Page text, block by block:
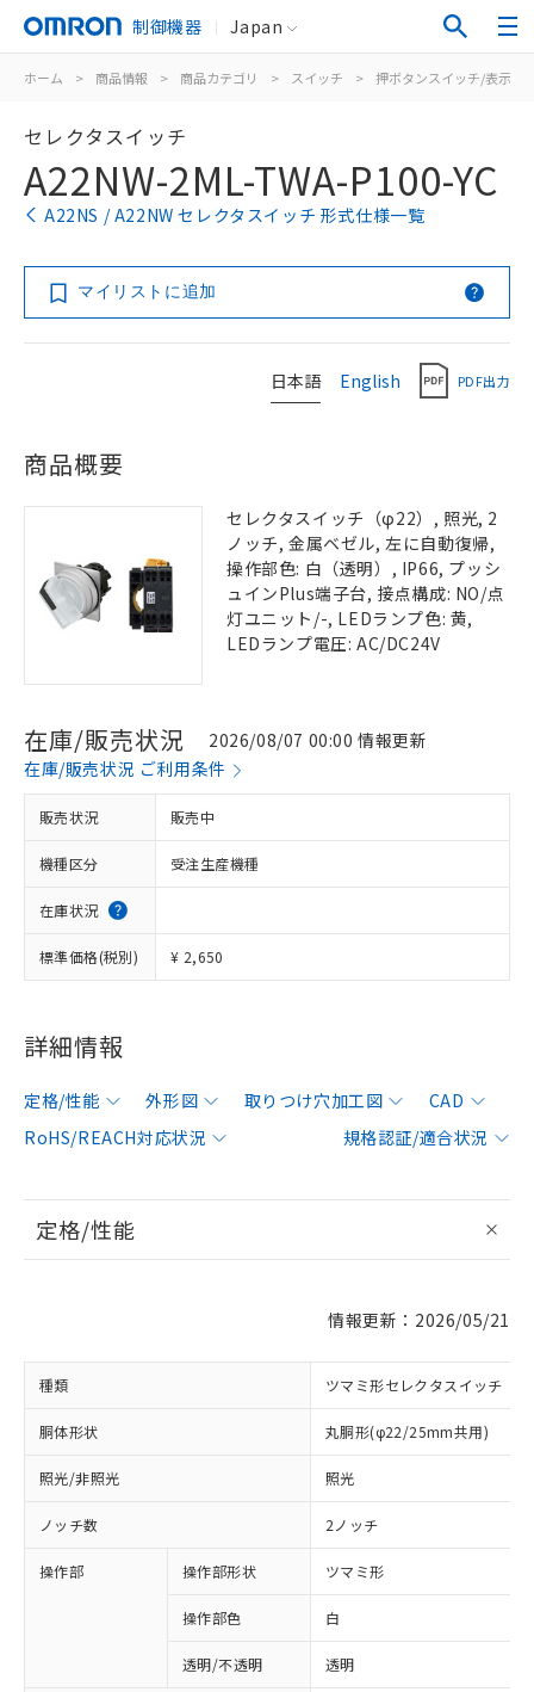
制御機器 Japan
ホーム > 商品情報 > 商品カテゴリ > スイッチ > 押ボタンスイッチ/表示灯
セレクタスイッチ
A22NW-2ML-TWA-P100-YC
A22NS / A22NW セレクタスイッチ 形式仕様一覧
マイリストに追加
日本語 English PDF出力
商品概要
セレクタスイッチ（φ22）, 照光, 2
ノッチ, 金属ベゼル, 左に自動復帰,
操作部色: 白（透明）, IP66, プッシ
ュインPlus端子台, 接点構成: NO/点
灯ユニット/-, LEDランプ色: 黄,
LEDランプ電圧: AC/DC24V
在庫/販売状況
2026/08/07 00:00 情報更新
在庫/販売状況 ご利用条件
販売状況 販売中
機種区分 受注生産機種
在庫状況
標準価格(税別) ¥ 2,650
詳細情報
定格/性能 外形図 取りつけ穴加工図
CAD
RoHS/REACH対応状況
規格認証/適合状況
定格/性能
情報更新：2026/05/21
種類 ツマミ形セレクタスイッチ
胴体形状 丸胴形(φ22/25mm共用)
照光/非照光 照光
ノッチ数 2ノッチ
操作部 操作部形状 ツマミ形
操作部色 白
透明/不透明 透明